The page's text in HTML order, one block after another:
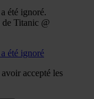
été ignoré.
Titanic @
été ignoré
accepté les